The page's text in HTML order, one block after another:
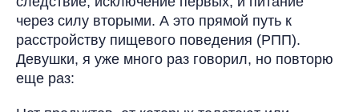
через силу вторыми. А это прямой путь к
расстройству пищевого поведения (РПП).
Девушки, я уже много раз говорил, но повторю
еще раз: